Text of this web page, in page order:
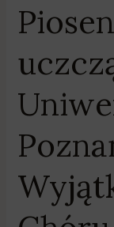
Akademickiego
w